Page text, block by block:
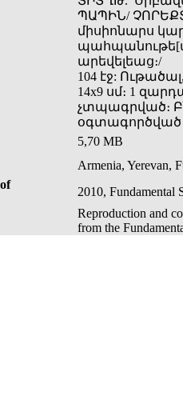
ՊԱՊԻՆ/
միսիոնարս
արեվելեաց։/
104 էջ:
14x9 սմ։ 1
չտպագրված։
օգտագործված
5,70 MB
Armenia, Yerevan,
2010,
Reproduction and
from the